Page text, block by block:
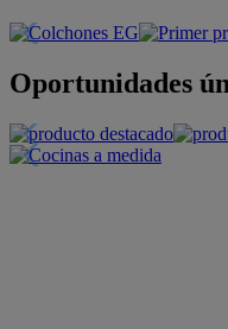
Oportunidades